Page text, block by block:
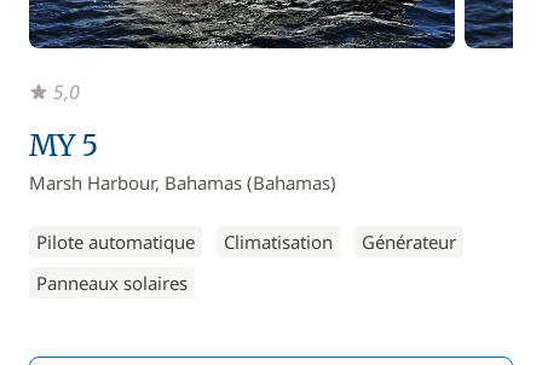
MY 5
Marsh Harbour, Bahamas (Bahamas)
Pilote automatique Climatisation
Générateur
Panneaux solaires
5,0